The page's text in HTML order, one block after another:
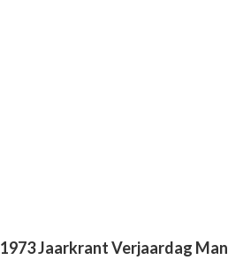
1973 Jaarkrant Verjaardag Man